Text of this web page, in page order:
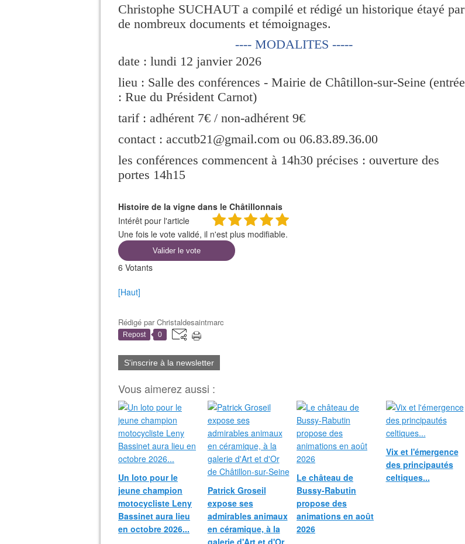
Christophe SUCHAUT a compilé et rédigé un historique étayé par
de nombreux documents et témoignages.
---- MODALITES -----
date : lundi 12 janvier 2026
lieu : Salle des conférences - Mairie de Châtillon-sur-Seine (entrée
: Rue du Président Carnot)
tarif : adhérent 7€ / non-adhérent 9€
contact : accutb21@gmail.com ou 06.83.89.36.00
les conférences commencent à 14h30 précises : ouverture des
portes 14h15
Histoire de la vigne dans le Châtillonnais
Intérêt pour l'article
Une fois le vote validé, il n'est plus modifiable.
Valider le vote
6 Votants
[Haut]
Rédigé parChristaldesaintmarc
Repost 0
S'inscrire à la newsletter
Vous aimerez aussi :
Un loto pour le
jeune champion
motocycliste Leny
Bassinet aura lieu
en octobre 2026...
Patrick Groseil
expose ses
admirables animaux
en céramique, à la
galerie d'Art et d'Or
Le château de
Bussy-Rabutin
propose des
animations en août
2026
Vix et l'émergence
des principautés
celtiques...